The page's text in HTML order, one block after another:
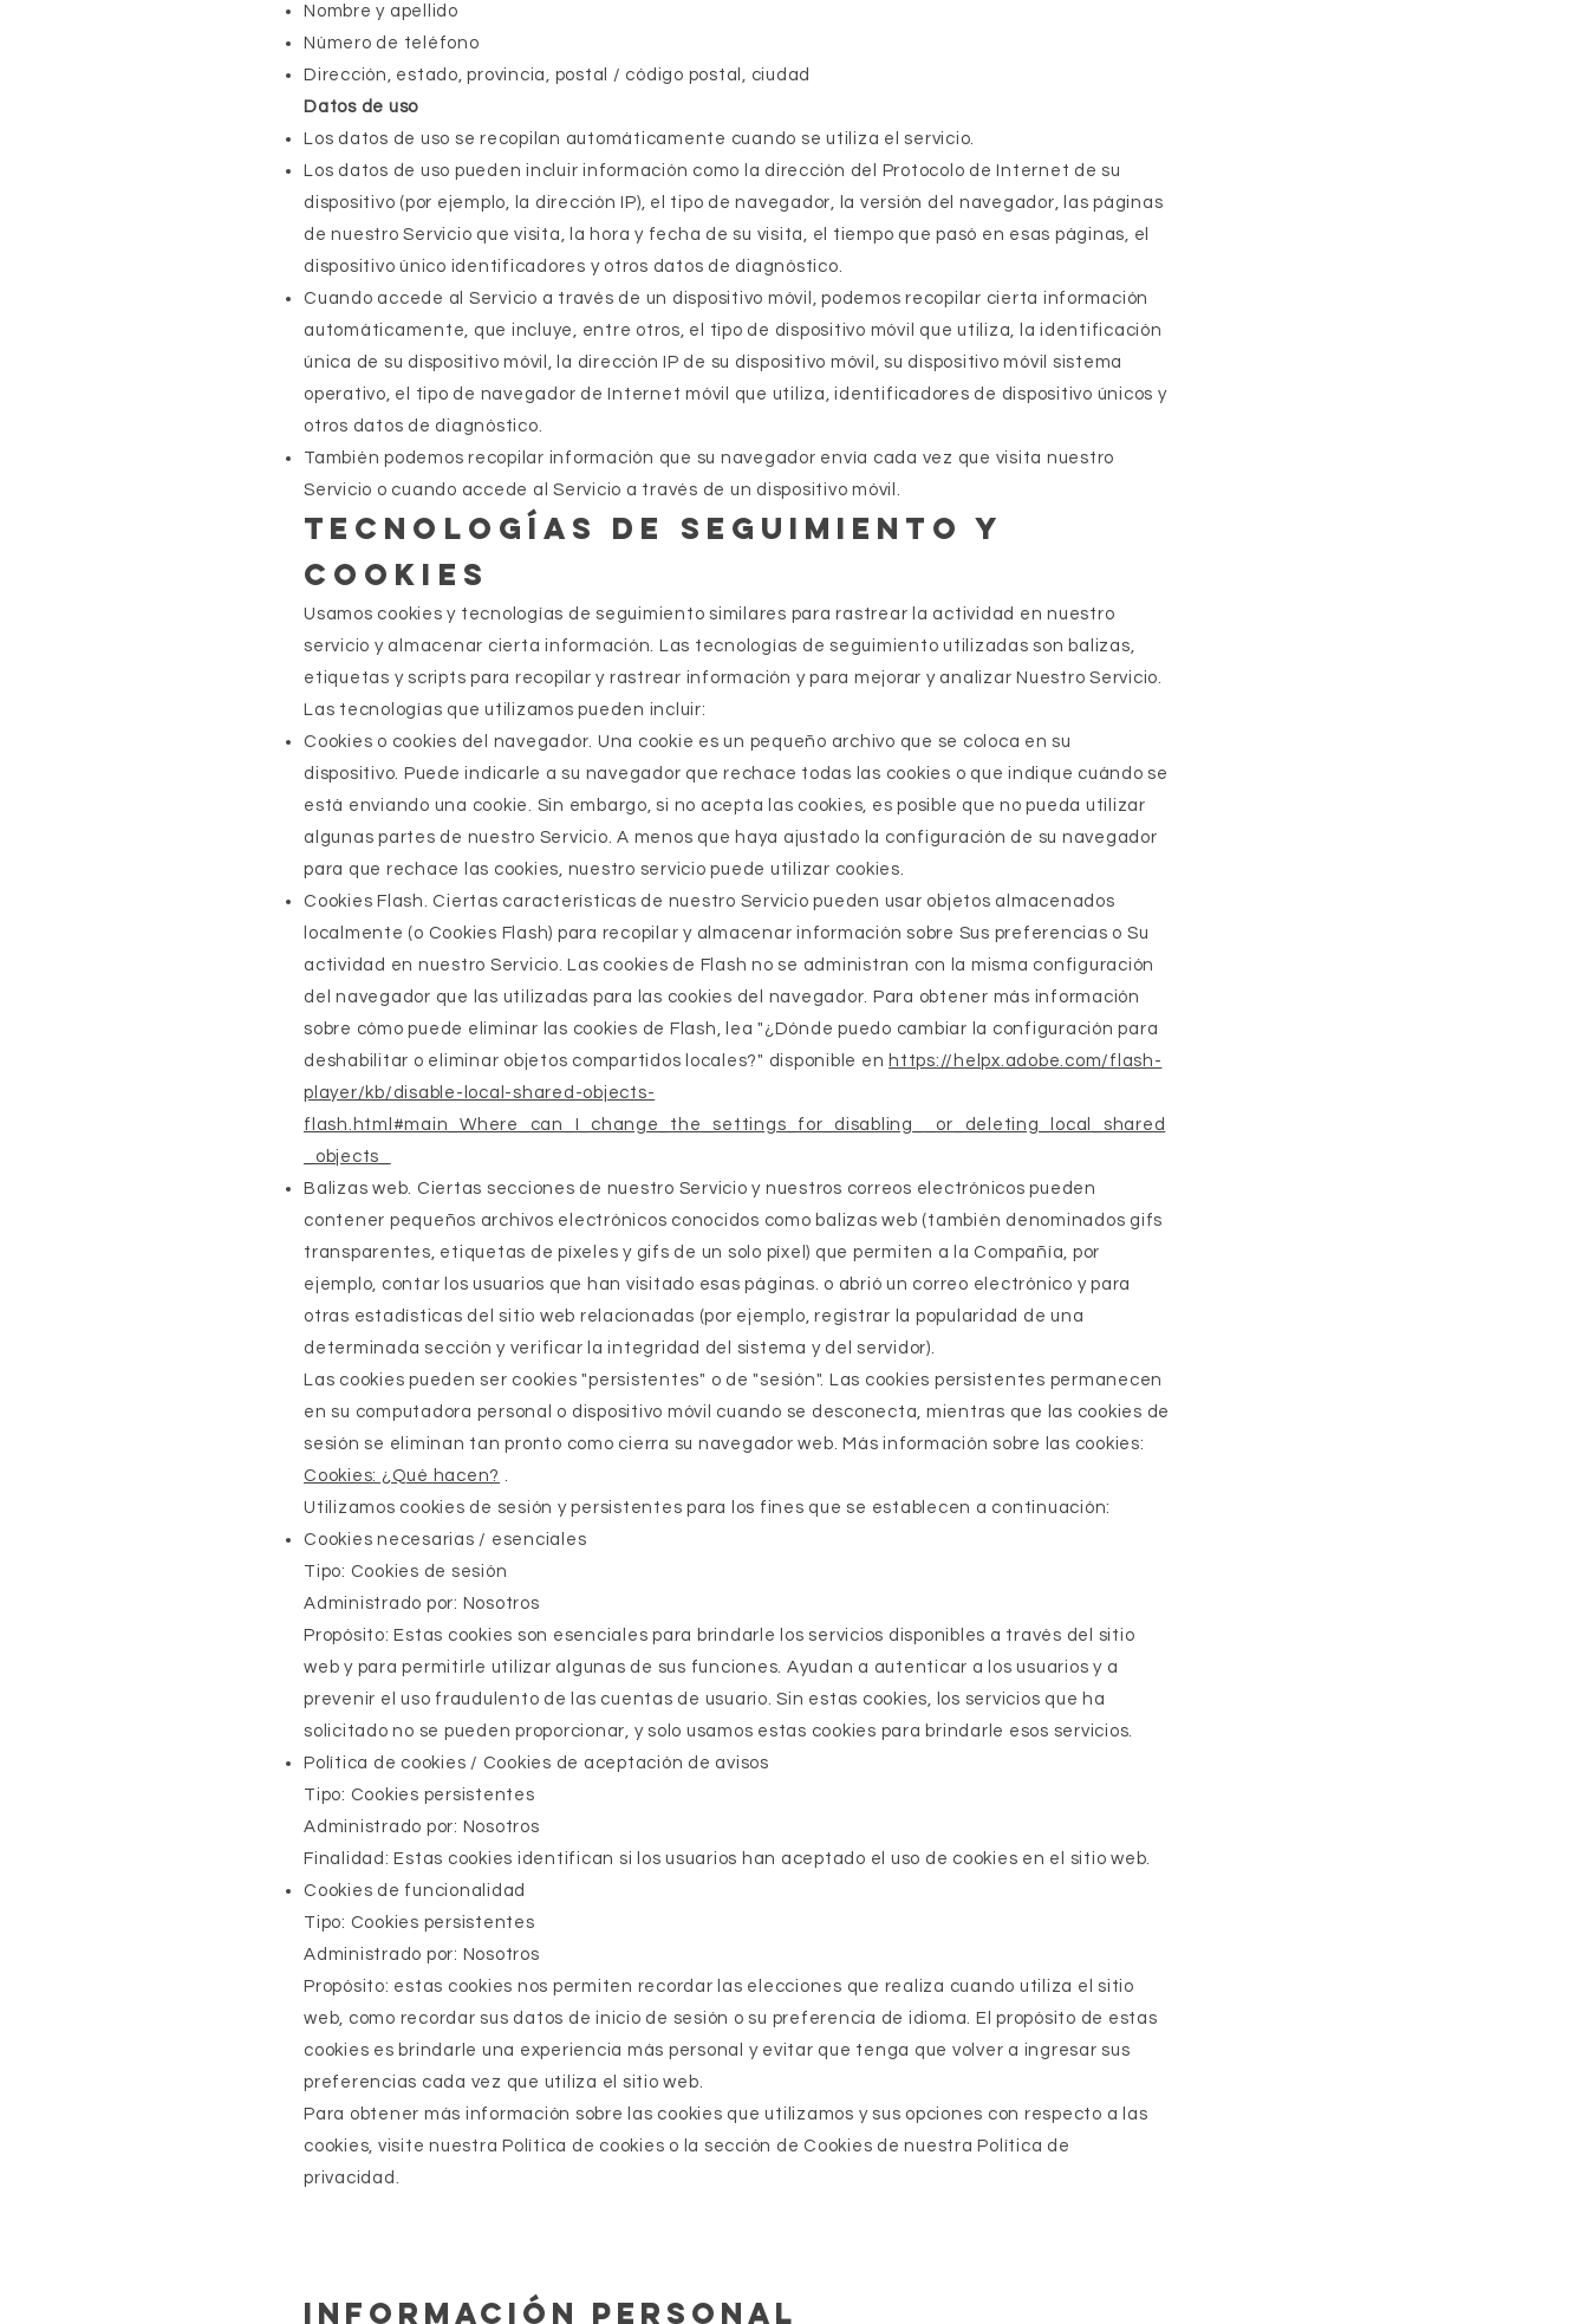
Nombre y apellido
Número de teléfono
Dirección, estado, provincia, postal / código postal, ciudad
Datos de uso
Los datos de uso se recopilan automáticamente cuando se utiliza el servicio.
Los datos de uso pueden incluir información como la dirección del Protocolo de Internet de su
dispositivo (por ejemplo, la dirección IP), el tipo de navegador, la versión del navegador, las páginas
de nuestro Servicio que visita, la hora y fecha de su visita, el tiempo que pasó en esas páginas, el
dispositivo único identificadores y otros datos de diagnóstico.
Cuando accede al Servicio a través de un dispositivo móvil, podemos recopilar cierta información
automáticamente, que incluye, entre otros, el tipo de dispositivo móvil que utiliza, la identificación
única de su dispositivo móvil, la dirección IP de su dispositivo móvil, su dispositivo móvil sistema
operativo, el tipo de navegador de Internet móvil que utiliza, identificadores de dispositivo únicos y
otros datos de diagnóstico.
También podemos recopilar información que su navegador envía cada vez que visita nuestro
Servicio o cuando accede al Servicio a través de un dispositivo móvil.
Tecnologías de seguimiento y
cookies
Usamos cookies y tecnologías de seguimiento similares para rastrear la actividad en nuestro
servicio y almacenar cierta información. Las tecnologías de seguimiento utilizadas son balizas,
etiquetas y scripts para recopilar y rastrear información y para mejorar y analizar Nuestro Servicio.
Las tecnologías que utilizamos pueden incluir:
Cookies o cookies del navegador. Una cookie es un pequeño archivo que se coloca en su
dispositivo. Puede indicarle a su navegador que rechace todas las cookies o que indique cuándo se
está enviando una cookie. Sin embargo, si no acepta las cookies, es posible que no pueda utilizar
algunas partes de nuestro Servicio. A menos que haya ajustado la configuración de su navegador
para que rechace las cookies, nuestro servicio puede utilizar cookies.
Cookies Flash. Ciertas características de nuestro Servicio pueden usar objetos almacenados
localmente (o Cookies Flash) para recopilar y almacenar información sobre Sus preferencias o Su
actividad en nuestro Servicio. Las cookies de Flash no se administran con la misma configuración
del navegador que las utilizadas para las cookies del navegador. Para obtener más información
sobre cómo puede eliminar las cookies de Flash, lea "¿Dónde puedo cambiar la configuración para
deshabilitar o eliminar objetos compartidos locales?" disponible en https://helpx.adobe.com/flash-
player/kb/disable-local-shared-objects-
flash.html#main_Where_can_I_change_the_settings_for_disabling__or_deleting_local_shared
_objects_
Balizas web. Ciertas secciones de nuestro Servicio y nuestros correos electrónicos pueden
contener pequeños archivos electrónicos conocidos como balizas web (también denominados gifs
transparentes, etiquetas de píxeles y gifs de un solo píxel) que permiten a la Compañía, por
ejemplo, contar los usuarios que han visitado esas páginas. o abrió un correo electrónico y para
otras estadísticas del sitio web relacionadas (por ejemplo, registrar la popularidad de una
determinada sección y verificar la integridad del sistema y del servidor).
Las cookies pueden ser cookies "persistentes" o de "sesión". Las cookies persistentes permanecen
en su computadora personal o dispositivo móvil cuando se desconecta, mientras que las cookies de
sesión se eliminan tan pronto como cierra su navegador web. Más información sobre las cookies:
Cookies: ¿Qué hacen?
Utilizamos cookies de sesión y persistentes para los fines que se establecen a continuación:
Cookies necesarias / esenciales
Tipo: Cookies de sesión
Administrado por: Nosotros
Propósito: Estas cookies son esenciales para brindarle los servicios disponibles a través del sitio
web y para permitirle utilizar algunas de sus funciones. Ayudan a autenticar a los usuarios y a
prevenir el uso fraudulento de las cuentas de usuario. Sin estas cookies, los servicios que ha
solicitado no se pueden proporcionar, y solo usamos estas cookies para brindarle esos servicios.
Política de cookies / Cookies de aceptación de avisos
Tipo: Cookies persistentes
Administrado por: Nosotros
Finalidad: Estas cookies identifican si los usuarios han aceptado el uso de cookies en el sitio web.
Cookies de funcionalidad
Tipo: Cookies persistentes
Administrado por: Nosotros
Propósito: estas cookies nos permiten recordar las elecciones que realiza cuando utiliza el sitio
web, como recordar sus datos de inicio de sesión o su preferencia de idioma. El propósito de estas
cookies es brindarle una experiencia más personal y evitar que tenga que volver a ingresar sus
preferencias cada vez que utiliza el sitio web.
Para obtener más información sobre las cookies que utilizamos y sus opciones con respecto a las
cookies, visite nuestra Política de cookies o la sección de Cookies de nuestra Política de
privacidad.
Información personal